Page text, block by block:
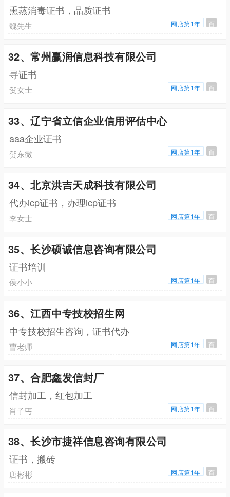
熏蒸消毒证书，品质证书
魏先生 网店第1年 百
32、常州赢润信息科技有限公司
寻证书
贺女士 网店第1年 百
33、辽宁省立信企业信用评估中心
aaa企业证书
贺东微 网店第1年 百
34、北京洪吉天成科技有限公司
代办icp证书，办理icp证书
李女士 网店第1年 百
35、长沙硕诚信息咨询有限公司
证书培训
侯小小 网店第1年 百
36、江西中专技校招生网
中专技校招生咨询，证书代办
曹老师 网店第1年 百
37、合肥鑫发信封厂
信封加工，红包加工
肖子丐 网店第1年 百
38、长沙市捷祥信息咨询有限公司
证书，搬砖
唐彬彬 网店第1年 百